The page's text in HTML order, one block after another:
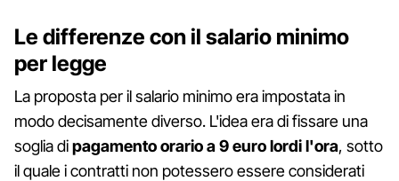
Le differenze con il salario minimo
per legge
La proposta per il salario minimo era impostata in
modo decisamente diverso. L'idea era di fissare una
soglia dipagamento orario a 9 euro lordi l'ora, sotto
il quale i contratti non potessero essere considerati